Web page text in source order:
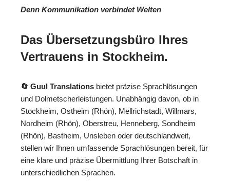
Denn Kommunikation verbindet Welten
Das Übersetzungsbüro Ihres
Vertrauens in Stockheim.
🔄 Guul Translations bietet präzise Sprachlösungen
und Dolmetscherleistungen. Unabhängig davon, ob in
Stockheim, Ostheim (Rhön), Mellrichstadt, Willmars,
Nordheim (Rhön), Oberstreu, Henneberg, Sondheim
(Rhön), Bastheim, Unsleben oder deutschlandweit,
stellen wir Ihnen umfassende Sprachlösungen bereit, für
eine klare und präzise Übermittlung Ihrer Botschaft in
unterschiedlichen Sprachen.